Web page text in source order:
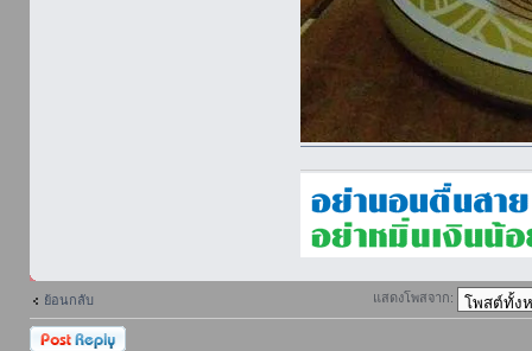
ย้อนกลับ แสดงโพสจาก:
ตอบกระทู้